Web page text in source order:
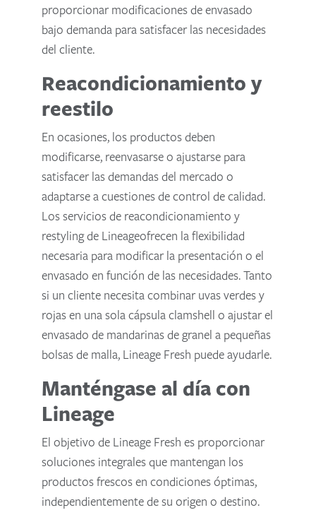
proporcionar modificaciones de envasado
bajo demanda para satisfacer las necesidades
del cliente.
Reacondicionamiento y
reestilo
En ocasiones, los productos deben
modificarse, reenvasarse o ajustarse para
satisfacer las demandas del mercado o
adaptarse a cuestiones de control de calidad.
Los servicios de reacondicionamiento y
restyling de Lineageofrecen la flexibilidad
necesaria para modificar la presentación o el
envasado en función de las necesidades. Tanto
si un cliente necesita combinar uvas verdes y
rojas en una sola cápsula clamshell o ajustar el
envasado de mandarinas de granel a pequeñas
bolsas de malla, Lineage Fresh puede ayudarle.
Manténgase al día con
Lineage
El objetivo de Lineage Fresh es proporcionar
soluciones integrales que mantengan los
productos frescos en condiciones óptimas,
independientemente de su origen o destino.